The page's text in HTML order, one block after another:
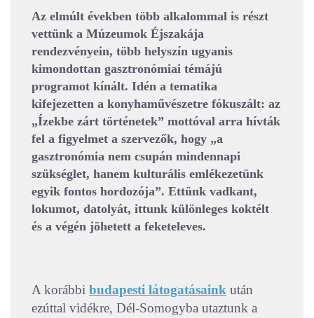
Az elmúlt években több alkalommal is részt
vettünk a Múzeumok Éjszakája
rendezvényein, több helyszín ugyanis
kimondottan gasztronómiai témájú
programot kínált. Idén a tematika
kifejezetten a konyhaművészetre fókuszált: az
„Ízekbe zárt történetek” mottóval arra hívták
fel a figyelmet a szervezők, hogy „a
gasztronómia nem csupán mindennapi
szükséglet, hanem kulturális emlékezetünk
egyik fontos hordozója”. Ettünk vadkant,
lokumot, datolyát, ittunk különleges koktélt
és a végén jöhetett a feketeleves.
A korábbi budapesti látogatásaink után
ezúttal vidékre, Dél-Somogyba utaztunk a